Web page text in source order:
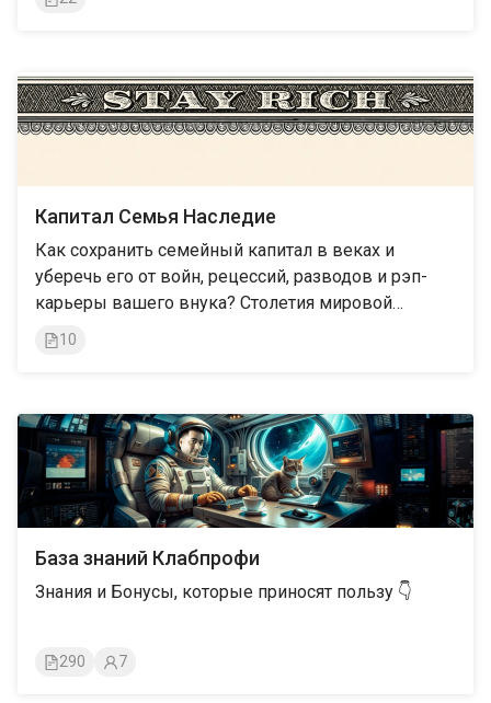
Капитал Семья Наследие
Как сохранить семейный капитал в веках и
уберечь его от войн, рецессий, разводов и рэп-
карьеры вашего внука? Столетия мировой
мудрости и лучшие практики в области семейного
капитала и Family Office, бережно
10
База знаний Клабпрофи
Знания и Бонусы, которые приносят пользу 👇
290 7